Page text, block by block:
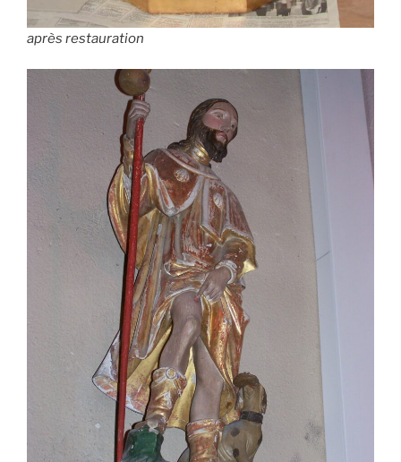
après restauration